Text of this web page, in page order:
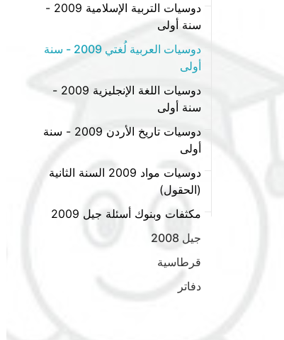
دوسيات التربية الإسلامية 2009 -
سنة أولى
دوسيات العربية لُغتي 2009 - سنة
أولى
دوسيات اللغة الإنجليزية 2009 -
سنة أولى
دوسيات تاريخ الأردن 2009 - سنة
أولى
دوسيات مواد 2009 السنة الثانية
(الحقول)
مكثفات وبنوك أسئلة جيل 2009
جيل 2008
قرطاسية
دفاتر